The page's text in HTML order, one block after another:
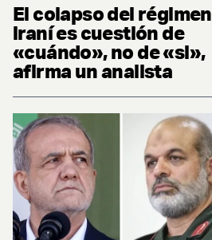
El colapso del régimen
iraní es cuestión de
«cuándo», no de «si»,
afirma un analista